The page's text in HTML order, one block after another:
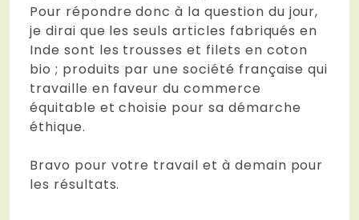
Pour répondre donc à la question du jour,
je dirai que les seuls articles fabriqués en
Inde sont les trousses et filets en coton
bio ; produits par une société française qui
travaille en faveur du commerce
équitable et choisie pour sa démarche
éthique.
Bravo pour votre travail et à demain pour
les résultats.